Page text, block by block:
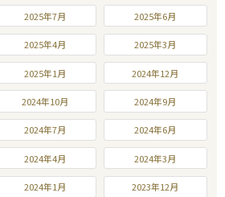
2025年7月 2025年6月
2025年4月 2025年3月
2025年1月 2024年12月
2024年10月 2024年9月
2024年7月 2024年6月
2024年4月 2024年3月
2024年1月 2023年12月